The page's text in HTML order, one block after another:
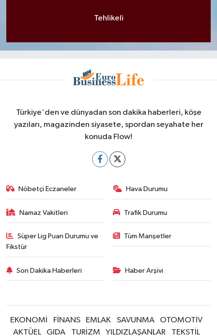
Tehlikeli
Türkiye'den ve dünyadan son dakika haberleri, köşe
yazıları, magazinden siyasete, spordan seyahate her
konuda Flow!
Nöbetçi Eczaneler Hava Durumu
Namaz Vakitleri Trafik Durumu
Süper Lig Puan Durumu ve
Fikstür
Tüm Manşetler
Son Dakika Haberleri Haber Arşivi
EKONOMİ FİNANS EMLAK SAVUNMA
OTOMOTİV
AKTÜEL
GIDA TURİZM YILDIZLAŞANLAR TEKSTİL